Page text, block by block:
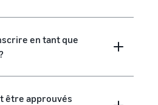
en tant que
être approuvés